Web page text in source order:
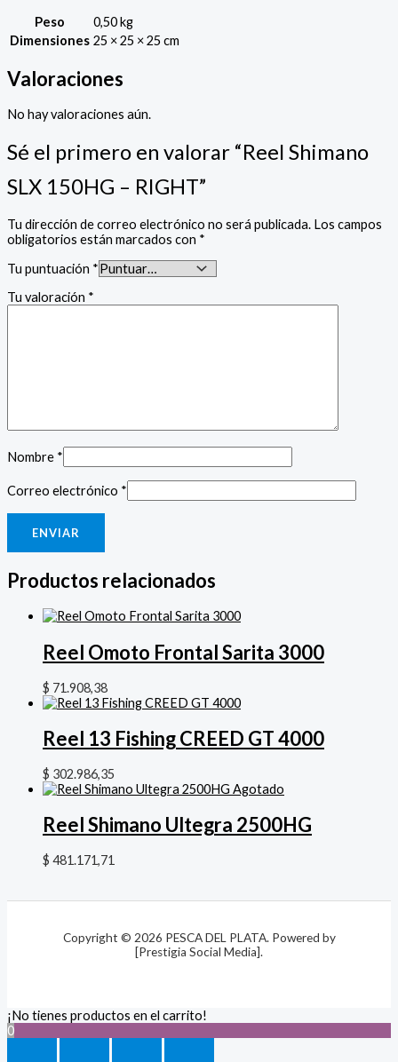
Peso
0,50 kg
Dimensiones 25 × 25 × 25 cm
Valoraciones
No hay valoraciones aún.
Sé el primero en valorar “Reel Shimano
SLX 150HG – RIGHT”
Tu dirección de correo electrónico no será publicada. Los campos
obligatorios están marcados con *
Tu puntuación *
Tu valoración *
Nombre *
Correo electrónico *
Productos relacionados
Reel Omoto Frontal Sarita 3000
$ 71.908,38
Reel 13 Fishing CREED GT 4000
$ 302.986,35
Agotado
Reel Shimano Ultegra 2500HG
$ 481.171,71
Copyright © 2026 PESCA DEL PLATA. Powered by
[Prestigia Social Media].
¡No tienes productos en el carrito!
0